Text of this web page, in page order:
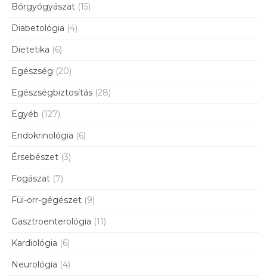
Bőrgyógyászat (15)
Diabetológia (4)
Dietetika (6)
Egészség (20)
Egészségbiztosítás (28)
Egyéb (127)
Endokrinológia (6)
Érsebészet (3)
Fogászat (7)
Fül-orr-gégészet (9)
Gasztroenterológia (11)
Kardiológia (6)
Neurológia (4)